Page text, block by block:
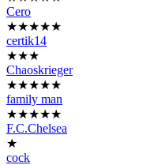
Cero
★★★★★
certik14
★★★
Chaoskrieger
★★★★★
family man
★★★★★
F.C.Chelsea
★
cock